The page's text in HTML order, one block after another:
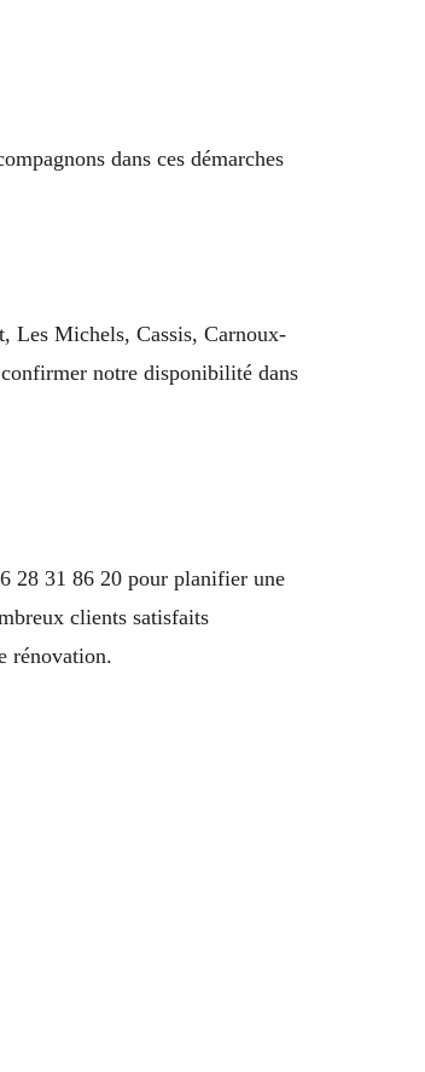
dans ces démarches
Les Michels, Cassis, Carnoux-
notre disponibilité dans
28 31 86 20 pour planifier une
clients satisfaits
rénovation.